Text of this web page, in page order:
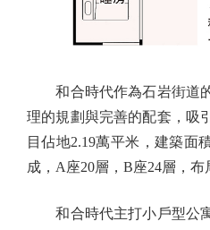
和合時代作為石岩街道的
理的規劃與完善的配套，吸
目佔地2.19萬平米，建築面
成，A座20層，B座24層，布
和合時代主打小戶型公寓